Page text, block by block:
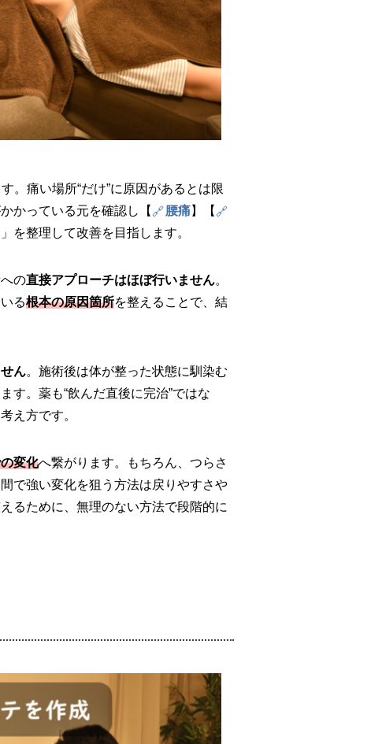
。痛い場所“だけ”に原因があるとは限
かっている元を確認し【
腰痛】【
を整理して改善を目指します。
の直接アプローチはほぼ行いません。
る根本の原因箇所を整えることで、結
ん。施術後は体が整った状態に馴染む
す。薬も“飲んだ直後に完治”ではな
え方です。
変化へ繋がります。もちろん、つらさ
で強い変化を狙う方法は戻りやすさや
るために、無理のない方法で段階的に